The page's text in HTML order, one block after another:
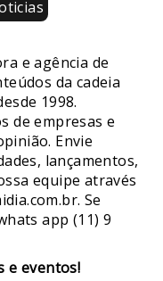
e agência de
da cadeia
1998.
de empresas e
Envie
lançamentos,
equipe através
Se
app (11) 9
e eventos​!